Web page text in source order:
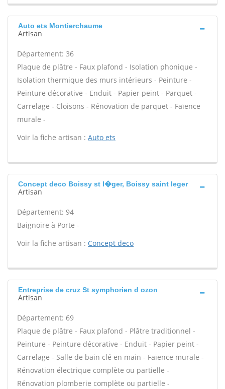
Auto ets Montierchaume
Artisan
Département: 36
Plaque de plâtre - Faux plafond - Isolation phonique -
Isolation thermique des murs intérieurs - Peinture -
Peinture décorative - Enduit - Papier peint - Parquet -
Carrelage - Cloisons - Rénovation de parquet - Faïence
murale -
Voir la fiche artisan : Auto ets
Concept deco Boissy st l�ger, Boissy saint leger
Artisan
Département: 94
Baignoire à Porte -
Voir la fiche artisan : Concept deco
Entreprise de cruz St symphorien d ozon
Artisan
Département: 69
Plaque de plâtre - Faux plafond - Plâtre traditionnel -
Peinture - Peinture décorative - Enduit - Papier peint -
Carrelage - Salle de bain clé en main - Faïence murale -
Rénovation électrique complète ou partielle -
Rénovation plomberie complète ou partielle -